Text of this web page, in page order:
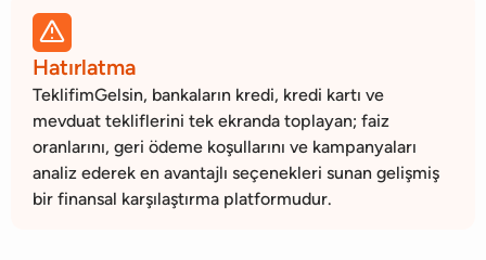

Hatırlatma
TeklifimGelsin, bankaların kredi, kredi kartı ve
mevduat tekliflerini tek ekranda toplayan; faiz
oranlarını, geri ödeme koşullarını ve kampanyaları
analiz ederek en avantajlı seçenekleri sunan gelişmiş
bir finansal karşılaştırma platformudur.